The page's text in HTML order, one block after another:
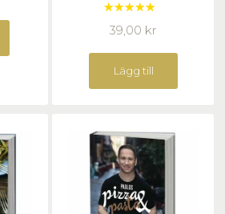
Betygsatt
5.00av 5
39,00 kr
Lägg till